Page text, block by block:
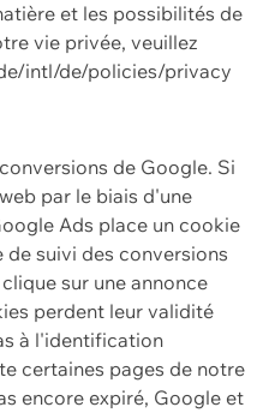
et les possibilités de
vie privée, veuillez
intl/de/policies/privacy
de Google. Si
par le biais d'une
Ads place un cookie
suivi des conversions
sur une annonce
perdent leur validité
à l'identification
certaines pages de notre
encore expiré, Google et